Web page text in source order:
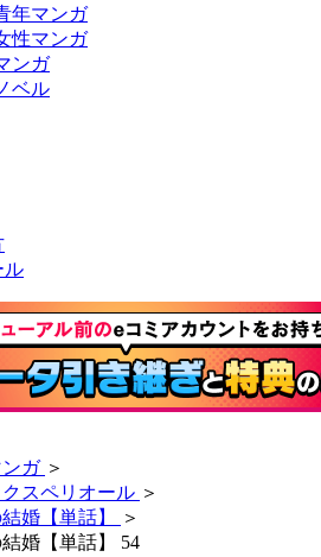
年マンガ
性マンガ
ンガ
ベル
ル
ガ ＞
スペリオール ＞
婚【単話】
＞
婚【単話】 54